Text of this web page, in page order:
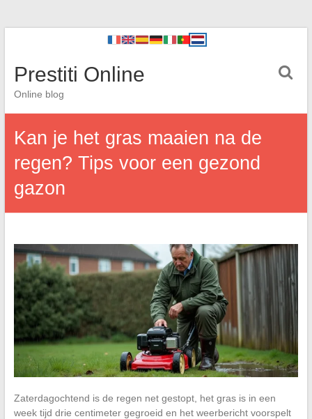
Prestiti Online
Online blog
Kan je het gras maaien na de
regen? Tips voor een gezond
gazon
Zaterdagochtend is de regen net gestopt, het gras is in een
week tijd drie centimeter gegroeid en het weerbericht voorspelt